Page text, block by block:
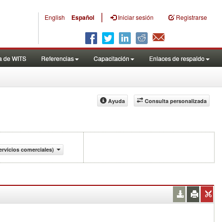
English Español | Iniciar sesión Registrarse
de WITS Referencias Capacitación Enlaces de respaldo
Consulta personalizada
Ayuda
comerciales)